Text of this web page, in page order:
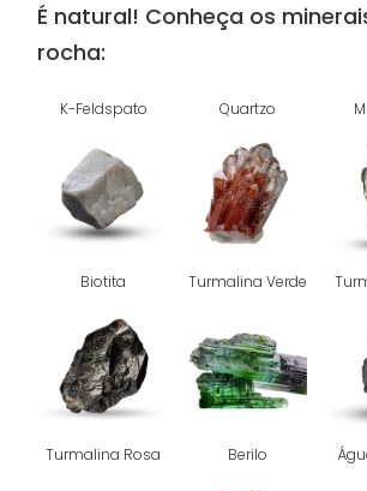
É natural! Conheça os
rocha:
K-Feldspato Quartzo
Biotita Turmalina Verde
Turmalina Rosa Berilo